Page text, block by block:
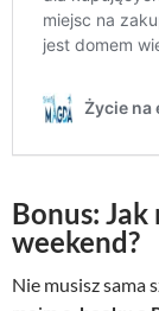
Bonus:
weekend?
Nie musisz sama